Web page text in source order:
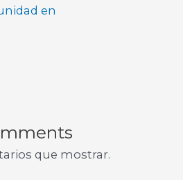
en
que mostrar.